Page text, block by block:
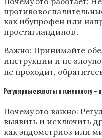
как ибупрофен или
простагландинов․
Важно: Принимайте
инструкции и не
не проходит,
Регулярные визиты к гинекологу –
Почему это важно:
выявить и исключить
как эндометриоз или